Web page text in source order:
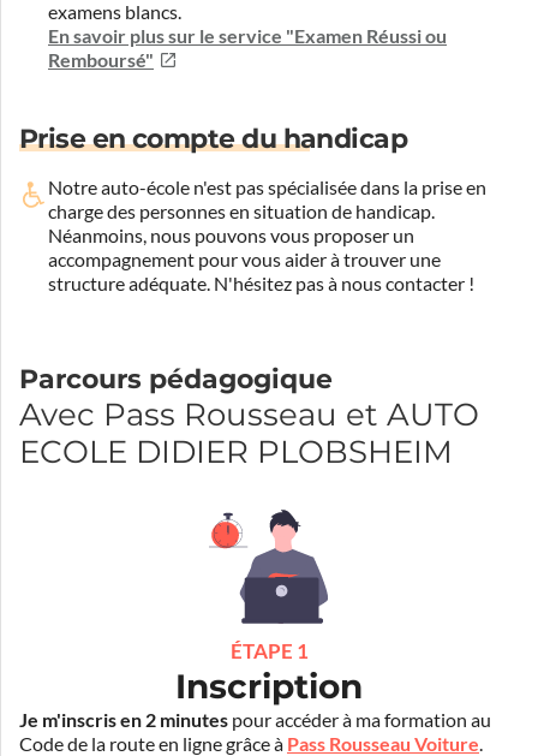
examens blancs.
En savoir plus sur le service "Examen Réussi ou
Remboursé"
Prise en compte du handicap
Notre auto-école n'est pas spécialisée dans la prise en
charge des personnes en situation de handicap.
Néanmoins, nous pouvons vous proposer un
accompagnement pour vous aider à trouver une
structure adéquate. N'hésitez pas à nous contacter !
Parcours pédagogique
Avec Pass Rousseau et AUTO
ECOLE DIDIER PLOBSHEIM
ÉTAPE 1
Inscription
Je m'inscris en 2 minutes pour accéder à ma formation au
Code de la route en ligne grâce à Pass Rousseau Voiture.